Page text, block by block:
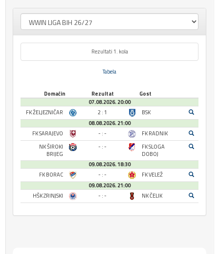
Rezultati 1. kola
Tabela
Domaćin Rezultat
Gost
07.08.2026. 20:00
FK ŽELJEZNIČAR
2 : 1
BSK
08.08.2026. 21:00
FK SARAJEVO
- : -
FK RADNIK
NK ŠIROKI
BRIJEG
- : -
FK SLOGA
DOBOJ
09.08.2026. 18:30
FK BORAC
- : -
FK VELEŽ
09.08.2026. 21:00
HŠK ZRINJSKI
- : - NK ČELIK